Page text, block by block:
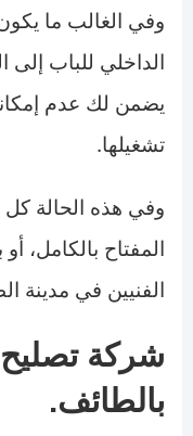
وفي الغالب ما
الداخلي للباب إلى
يضمن لك عدم
تشغيلها.
وفي هذه الحالة كل
المفتاح بالكامل،
الفنيين في مدينة
شركة
بالطائف.